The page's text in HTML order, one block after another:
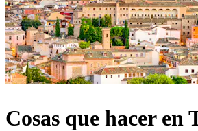
Cosas que hacer en